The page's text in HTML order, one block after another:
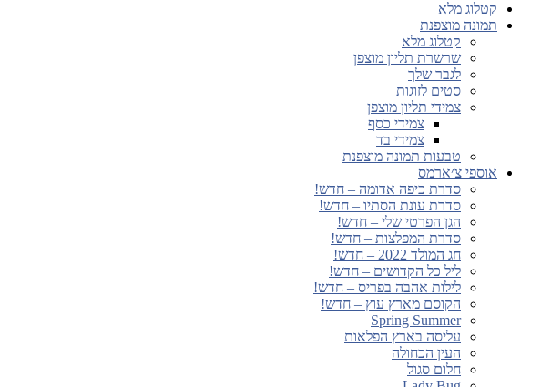
קטלוג מלא
תמונה מוצפנת
קטלוג מלא
שרשרת תליון מוצפן
לגבר שלך
סטים לזוגות
צמידי תליון מוצפן
צמידי כסף
צמידי בד
טבעות תמונה מוצפנת
אוספי צ׳ארמס
סדרת כיפה אדומה – חדש!
סדרת עונת הסתיו – חדש!
הגן הפרטי שלי – חדש!
סדרת המפלצות – חדש!
חג המולד 2022 – חדש!
ליל כל הקדושים – חדש!
לילות אהבה בפריס – חדש!
הקוסם מארץ עוץ – חדש!
Spring Summer
עליסה בארץ הפלאות
העין הכחולה
חלום סגול